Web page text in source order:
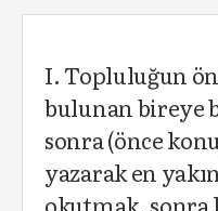
I. Topluluğun
bulunan bireye
sonra (önce
yazarak en
okutmak, sonra